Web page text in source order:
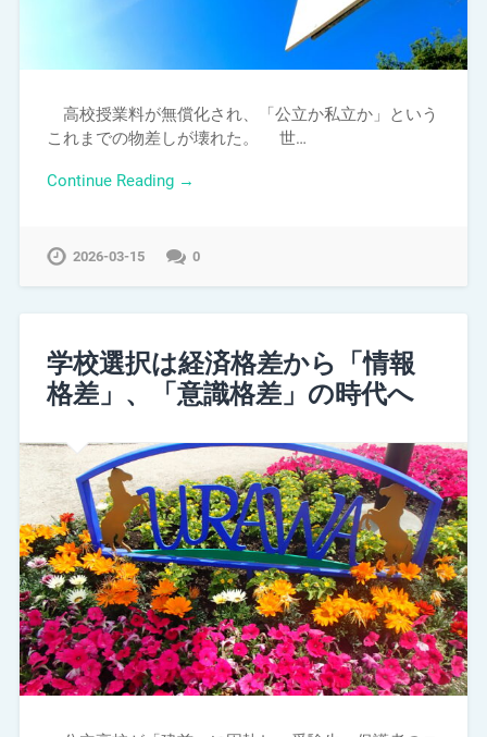
高校授業料が無償化され、「公立か私立か」という
これまでの物差しが壊れた。 世…
Continue Reading →
2026-03-15 0
学校選択は経済格差から「情報
格差」、「意識格差」の時代へ